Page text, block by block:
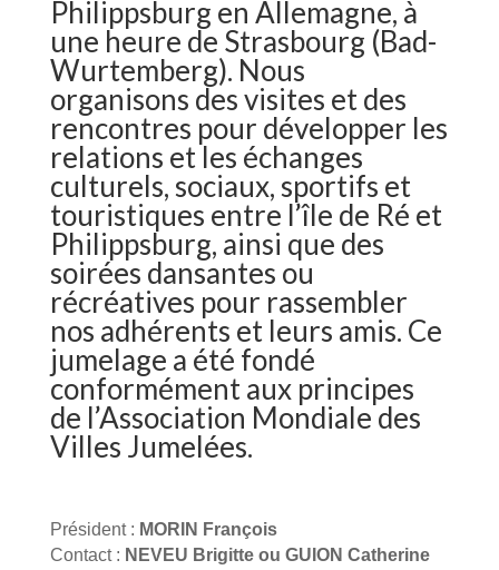
Philippsburg en Allemagne, à
une heure de Strasbourg (Bad-
Wurtemberg). Nous
organisons des visites et des
rencontres pour développer les
relations et les échanges
culturels, sociaux, sportifs et
touristiques entre l’île de Ré et
Philippsburg, ainsi que des
soirées dansantes ou
récréatives pour rassembler
nos adhérents et leurs amis. Ce
jumelage a été fondé
conformément aux principes
de l’Association Mondiale des
Villes Jumelées.
Président : MORIN François
Contact : NEVEU Brigitte ou GUION Catherine